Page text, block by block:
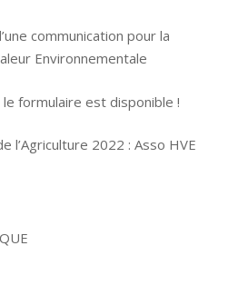
communication pour la
Environnementale
le formulaire est disponible !
l’Agriculture 2022 : Asso HVE